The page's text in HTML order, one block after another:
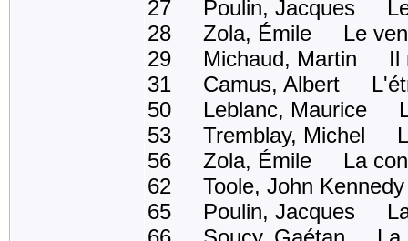
27 Poulin, Jacques Les
28 Zola, Émile Le
29 Michaud, Martin Il
31 Camus, Albert
50 Leblanc, Maurice
53 Tremblay, Michel
56 Zola, Émile La
62 Toole, John
65 Poulin, Jacques La